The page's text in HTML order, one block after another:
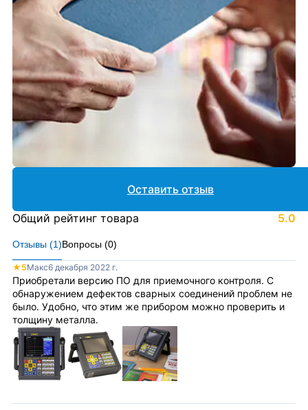
Отзывы (1)Вопросы (0)
★ 5Макс6 декабря 2022 г.
Приобретали версию ПО для приемочного контроля. С
обнаружением дефектов сварных соединений проблем не
было. Удобно, что этим же прибором можно проверить и
толщину металла.
Оставить отзыв
Общий рейтинг товара 5.0